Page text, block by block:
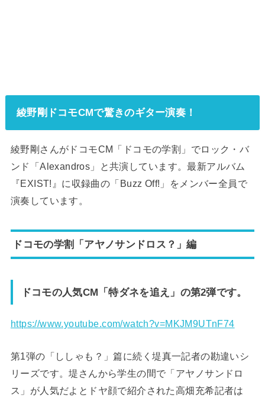
綾野剛ドコモCMで驚きのギター演奏！
綾野剛さんがドコモCM「ドコモの学割」でロック・バ
ンド「Alexandros」と共演しています。最新アルバム
『EXIST! 』に収録曲の「Buzz Off! 」をメンバー全員で
演奏しています。
ドコモの学割「アヤノサンドロス？」編
ドコモの人気CM 「特ダネを追え」の第2弾です。
https://www.youtube.com/watch?v=MKJM9UTnF74
第1弾の「ししゃも？」篇に続く堤真一記者の勘違いシ
リーズです。堤さんから学生の間で「アヤノサンドロ
ス」が人気だよとドヤ顔で紹介された高畑充希記者は